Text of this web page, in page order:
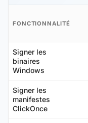
FONCTIONNALITÉ
Signer les
binaires
Windows
Signer les
manifestes
ClickOnce